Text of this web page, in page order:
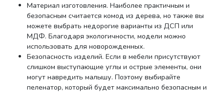
Материал изготовления. Наиболее практичным и
безопасным считается комод из дерева, но также вы
можете выбрать недорогие варианты из ДСП или
МДФ. Благодаря экологичности, модели можно
использовать для новорожденных.
Безопасность изделий. Если в мебели присутствуют
слишком выступающие углы и острые элементы, они
могут навредить малышу. Поэтому выбирайте
пеленатор, который будет максимально безопасным и